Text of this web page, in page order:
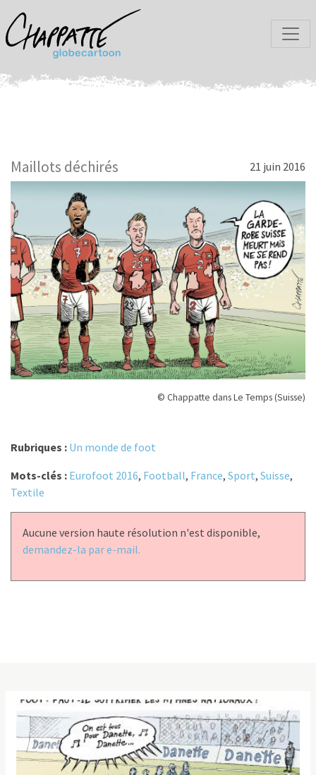
Maillots déchirés 21 juin 2016
© Chappatte dans Le Temps (Suisse)
Rubriques : Un monde de foot
Mots-clés : Eurofoot 2016, Football, France, Sport, Suisse,
Textile
Aucune version haute résolution n'est disponible,
demandez-la par e-mail.